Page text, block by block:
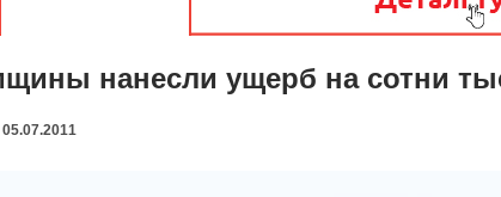
нанесли ущерб на сотни
05.07.2011